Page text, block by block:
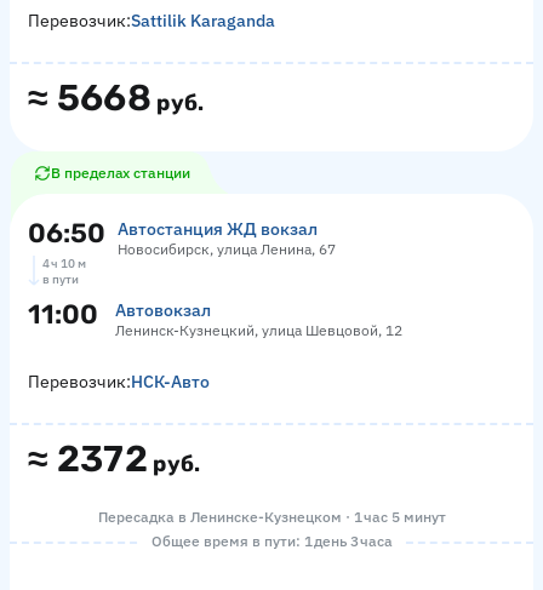
≈ 5668 руб.
Перевозчик:Sattilik Karaganda
В пределах станции
06:50 Автостанция ЖД вокзал
Новосибирск, улица Ленина, 67
4 ч 10 м
в пути
11:00 Автовокзал
Ленинск-Кузнецкий, улица Шевцовой, 12
≈ 2372 руб.
Перевозчик:НСК-Авто
Пересадка в Ленинске-Кузнецком · 1 час 5 минут
Общее время в пути: 1 день 3 часа